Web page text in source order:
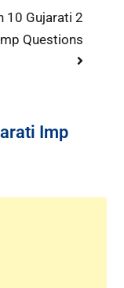
10 Gujarati 2
Questions
Imp